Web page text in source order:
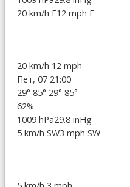
20 km/h E12 mph E
20 km/h 12 mph
Пет, 07 21:00
29° 85° 29° 85°
62%
1009 hPa29.8 inHg
5 km/h SW3 mph SW